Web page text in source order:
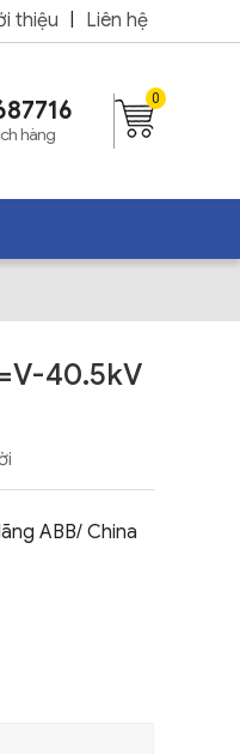
thiệu Liên hệ
hàng
0
40.5kV
ABB/ China